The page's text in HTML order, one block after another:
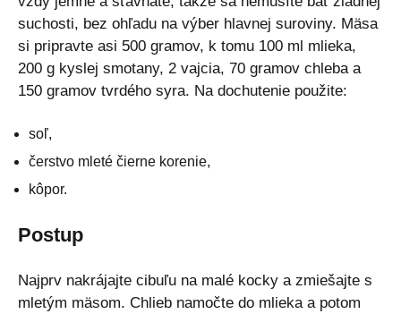
suchosti, bez ohľadu na výber hlavnej suroviny. Mäsa
si pripravte asi 500 gramov, k tomu 100 ml mlieka,
200 g kyslej smotany, 2 vajcia, 70 gramov chleba a
150 gramov tvrdého syra. Na dochutenie použite:
soľ,
čerstvo mleté čierne korenie,
kôpor.
Postup
Najprv nakrájajte cibuľu na malé kocky a zmiešajte s
mletým mäsom. Chlieb namočte do mlieka a potom